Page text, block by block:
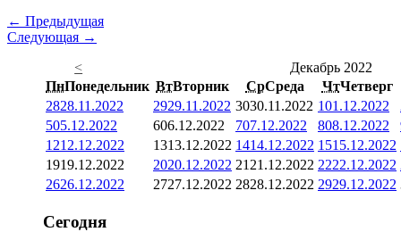
← Предыдущая
Следующая →
<
Декабрь 2022
ПнПонедельник ВтВторник СрСреда ЧтЧетверг
2828.11.2022 2929.11.2022 3030.11.2022 101.12.2022
505.12.2022 606.12.2022 707.12.2022 808.12.2022
1212.12.2022 1313.12.2022 1414.12.2022 1515.12.2022
1919.12.2022 2020.12.2022 21 21.12.2022 2222.12.2022
2626.12.2022 2727.12.2022 2828.12.2022 2929.12.2022
Сегодня